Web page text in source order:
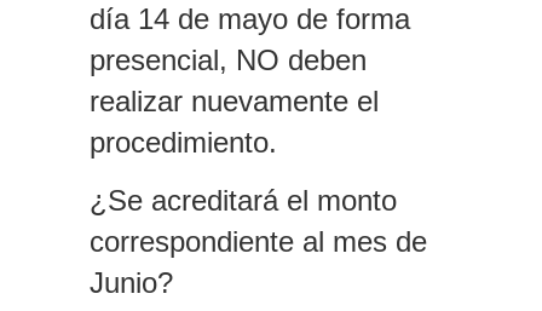
día 14 de mayo de forma
presencial, NO deben
realizar nuevamente el
procedimiento.
¿Se acreditará el monto
correspondiente al mes de
Junio?